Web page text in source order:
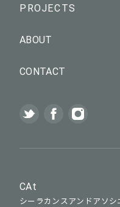
PROJECTS
ABOUT
CONTACT
CAt
シーラカンスアンドアソ